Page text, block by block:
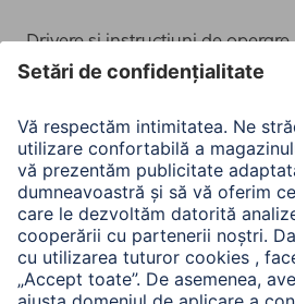
Drivere și instrucțiuni de operare
A.N.P.C.
A.N.P.C. SAL
Companie